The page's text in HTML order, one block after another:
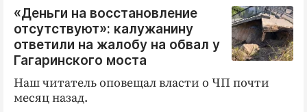
Недвижимость и ЖКХ
Образование
Общество
Погода
Праздники
«Деньги на восстановление
отсутствуют»: калужанину
ответили на жалобу на обвал у
Гагаринского моста
Наш читатель оповещал власти о ЧП почти
месяц назад.